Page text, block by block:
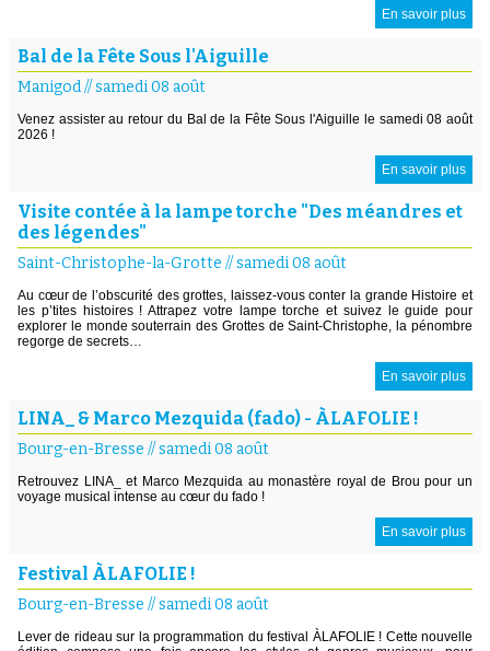
En savoir plus
Bal de la Fête Sous l'Aiguille
Manigod//samedi 08 août
Venez assister au retour du Bal de la Fête Sous l'Aiguille le samedi 08 août
2026 !
En savoir plus
Visite contée à la lampe torche "Des méandres et
des légendes"
Saint-Christophe-la-Grotte //samedi 08 août
Au cœur de l’obscurité des grottes, laissez-vous conter la grande Histoire et
les p’tites histoires ! Attrapez votre lampe torche et suivez le guide pour
explorer le monde souterrain des Grottes de Saint-Christophe, la pénombre
regorge de secrets…
En savoir plus
LINA_ & Marco Mezquida (fado) - ÀLAFOLIE !
Bourg-en-Bresse //samedi 08 août
Retrouvez LINA_ et Marco Mezquida au monastère royal de Brou pour un
voyage musical intense au cœur du fado !
En savoir plus
Festival ÀLAFOLIE !
Bourg-en-Bresse //samedi 08 août
Lever de rideau sur la programmation du festival ÀLAFOLIE ! Cette nouvelle